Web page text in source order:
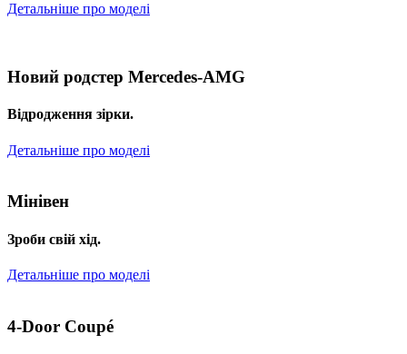
Детальніше про моделі
Новий родстер Mercedes-AMG
Відродження зірки.
Детальніше про моделі
Мінівен
Зроби свій хід.
Детальніше про моделі
4-Door Coupé